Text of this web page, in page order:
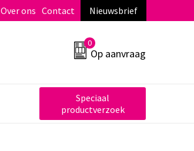
Over ons Contact Nieuwsbrief
0
Op aanvraag
Speciaal
productverzoek